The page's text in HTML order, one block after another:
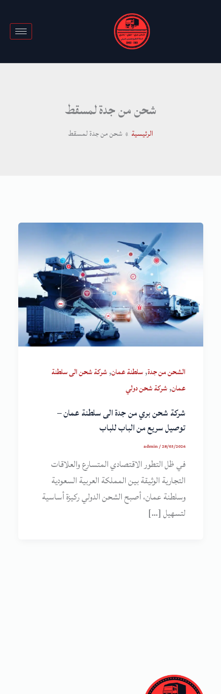
شحن من جدة لمسقط
الرئيسية شحن من جدة لمسقط
الشحن من جدة,سلطنة عمان,شركة شحن الى سلطنة
عمان,شركة شحن دولي
شركة شحن بري من جدة الى سلطنة عمان –
توصيل سريع من الباب للباب
admin/28/03/2026
في ظل التطور الاقتصادي المتسارع والعلاقات
التجارية الوثيقة بين المملكة العربية السعودية
وسلطنة عمان، أصبح الشحن الدولي ركيزة أساسية
لتسهيل […]